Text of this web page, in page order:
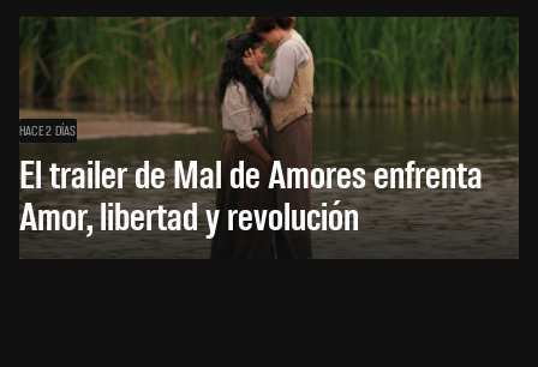
HACE 2 DÍAS
El trailer de Mal de Amores enfrenta
Amor, libertad y revolución